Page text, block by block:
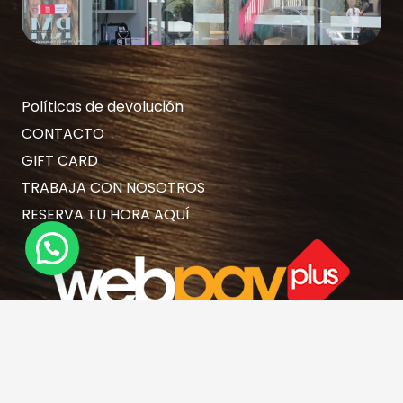
Políticas de devolución
CONTACTO
GIFT CARD
TRABAJA CON NOSOTROS
RESERVA TU HORA AQUÍ